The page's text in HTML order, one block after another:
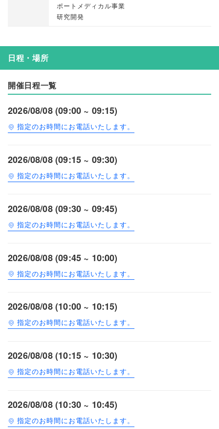
ポートメディカル事業
研究開発
日程・場所
開催日程一覧
2026/08/08 (09:00 ~ 09:15)
指定のお時間にお電話いたします。
2026/08/08 (09:15 ~ 09:30)
指定のお時間にお電話いたします。
2026/08/08 (09:30 ~ 09:45)
指定のお時間にお電話いたします。
2026/08/08 (09:45 ~ 10:00)
指定のお時間にお電話いたします。
2026/08/08 (10:00 ~ 10:15)
指定のお時間にお電話いたします。
2026/08/08 (10:15 ~ 10:30)
指定のお時間にお電話いたします。
2026/08/08 (10:30 ~ 10:45)
指定のお時間にお電話いたします。